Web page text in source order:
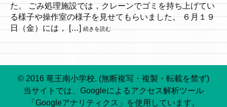
た。 ごみ処理施設では，クレーンでゴミを持ち上げてい
る様子や操作室の様子を見せてもらいました。 ６月１９
日（金）には， […] 続きを読む
© 2016 竜王南小学校. (無断複写・複製・転載を禁ず)
当サイトでは、Googleによるアクセス解析ツール
「Googleアナリティクス」を使用しています。